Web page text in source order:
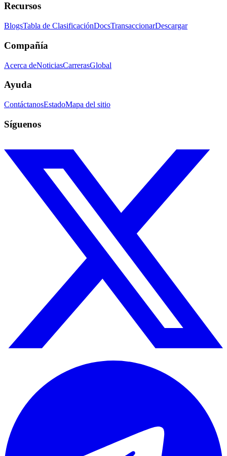
Recursos
BlogsTabla de ClasificaciónDocsTransaccionarDescargar
Compañía
Acerca deNoticiasCarrerasGlobal
Ayuda
ContáctanosEstadoMapa del sitio
Síguenos